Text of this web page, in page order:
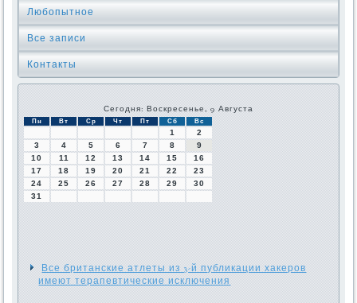
Любопытное
Все записи
Контакты
Сегодня: Воскресенье, 9 Августа
Пн Вт Ср Чт Пт Сб Вс
1
2
3
4 5 6 7 8
9
10
11 12 13 14 15
16
17
18 19 20 21 22
23
24
25 26 27 28 29
30
31
Все британские атлеты из 3-й публикации хакеров
имеют терапевтические исключения